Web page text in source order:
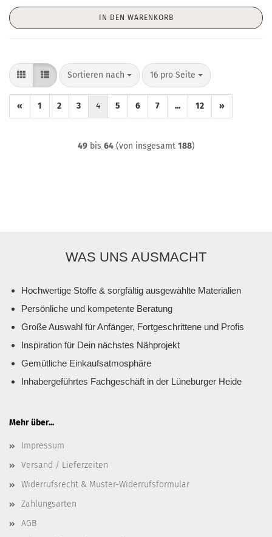
IN DEN WARENKORB
Sortieren nach
Sortieren nach 16 pro Seite
pro Seite
« 1 2 3 4 5 6 7 ... 12 »
49bis 64(von insgesamt 188)
WAS UNS AUSMACHT
Hochwertige Stoffe & sorgfältig ausgewählte Materialien
Persönliche und kompetente Beratung
Große Auswahl für Anfänger, Fortgeschrittene und Profis
Inspiration für Dein nächstes Nähprojekt
Gemütliche Einkaufsatmosphäre
Inhabergeführtes Fachgeschäft in der Lüneburger Heide
Mehr über...
Impressum
Versand / Lieferzeiten
Widerrufsrecht & Muster-Widerrufsformular
Zahlungsarten
AGB